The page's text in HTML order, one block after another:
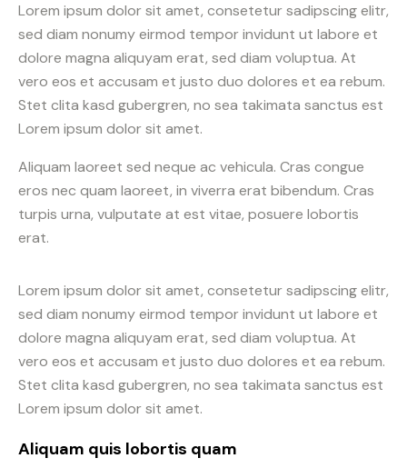
Lorem ipsum dolor sit amet, consetetur sadipscing elitr,
sed diam nonumy eirmod tempor invidunt ut labore et
dolore magna aliquyam erat, sed diam voluptua. At
vero eos et accusam et justo duo dolores et ea rebum.
Stet clita kasd gubergren, no sea takimata sanctus est
Lorem ipsum dolor sit amet.
Aliquam laoreet sed neque ac vehicula. Cras congue
eros nec quam laoreet, in viverra erat bibendum. Cras
turpis urna, vulputate at est vitae, posuere lobortis
erat.
Lorem ipsum dolor sit amet, consetetur sadipscing elitr,
sed diam nonumy eirmod tempor invidunt ut labore et
dolore magna aliquyam erat, sed diam voluptua. At
vero eos et accusam et justo duo dolores et ea rebum.
Stet clita kasd gubergren, no sea takimata sanctus est
Lorem ipsum dolor sit amet.
Aliquam quis lobortis quam